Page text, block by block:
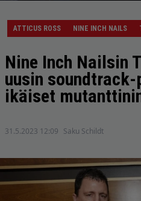
ATTICUS ROSS NINE INCH NAILS
Nine Inch Nailsin
uusin
ikäiset
31.5.2023 12:09 Saku Schildt